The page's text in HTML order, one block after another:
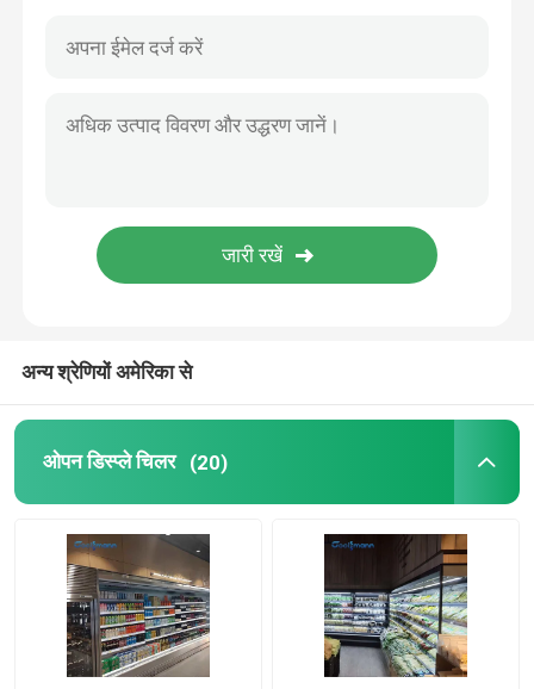
केक डिस्प्ले कूलर
आइस क्रीम प्रदर्शन फ्रीजर
डीप चेस्ट फ्रीजर
अन्य श्रेणियों अमेरिका से
ओपन डिस्प्ले चिलर (20)